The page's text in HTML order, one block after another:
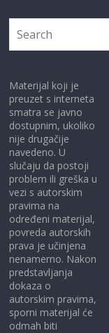
Materijal koji je
preuzet s interneta
smatra se javno
dostupnim, ukoliko
nije drugačije
navedeno. U
slučaju da postoji
problem ili greška u
vezi s autorskim
pravima na
određeni materijal,
povreda autorskih
prava je učinjena
nenamerno. Nakon
predstavljanja
dokaza o
autorskim pravima,
sporni materijal će
odmah biti